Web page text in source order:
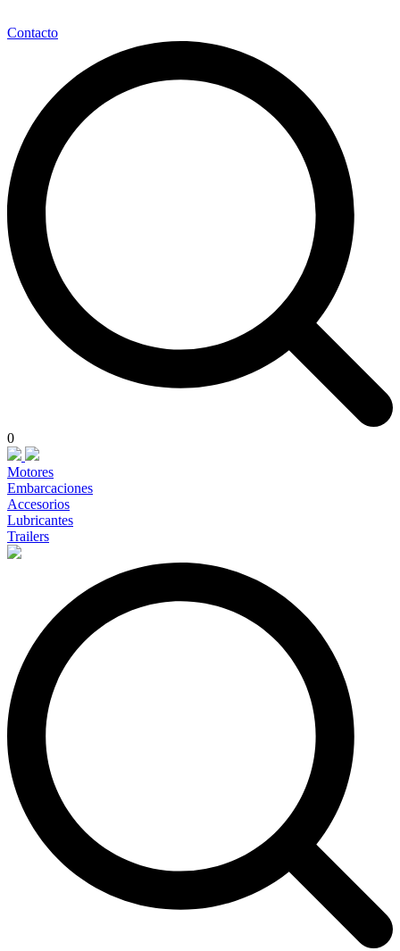
Contacto
0
Motores
Embarcaciones
Accesorios
Lubricantes
Trailers